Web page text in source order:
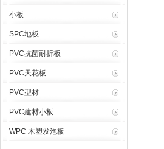
小板
SPC地板
PVC抗菌耐折板
PVC天花板
PVC型材
PVC建材小板
WPC 木塑发泡板